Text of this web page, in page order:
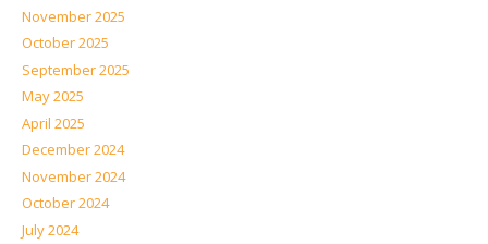
November 2025
October 2025
September 2025
May 2025
April 2025
December 2024
November 2024
October 2024
July 2024